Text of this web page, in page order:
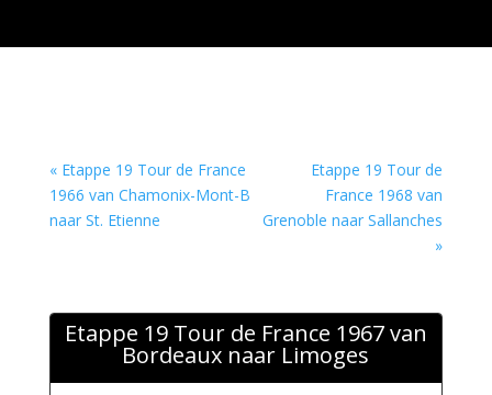
« Etappe 19 Tour de France
1966 van Chamonix-Mont-B
naar St. Etienne
Etappe 19 Tour de
France 1968 van
Grenoble naar Sallanches
»
Etappe 19 Tour de France 1967 van
Bordeaux naar Limoges